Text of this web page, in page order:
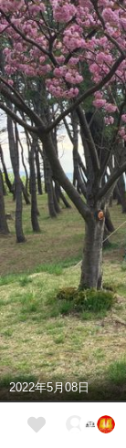
2022年5月08日